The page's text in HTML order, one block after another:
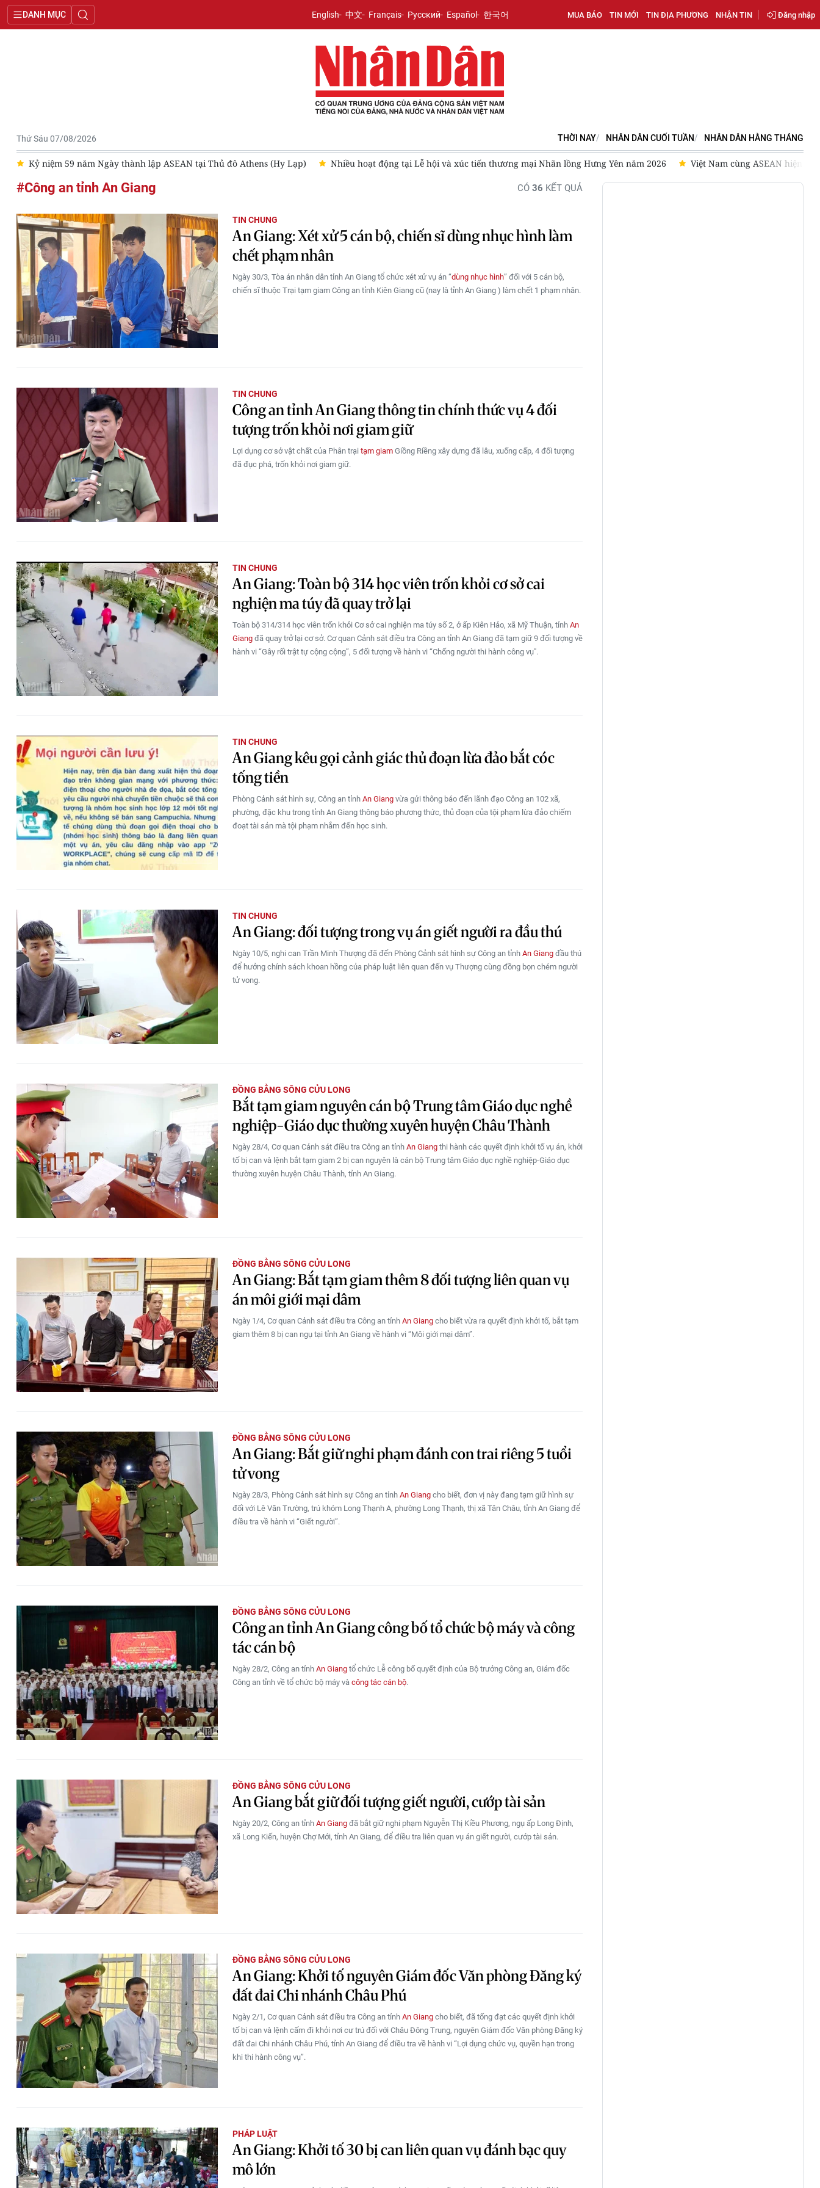
DANH MỤC English 中文 Français Русский Español 한국어 MUA BÁO TIN MỚI TIN ĐỊA PHƯƠNG NHẬN TIN Đăng nhập
Thứ Sáu 07/08/2026 THỜI NAY NHÂN DÂN CUỐI TUẦN NHÂN DÂN HẰNG THÁNG
Kỷ niệm 59 năm Ngày thành lập ASEAN tại Thủ đô Athens (Hy Lạp) Nhiều hoạt động tại Lễ hội và xúc tiến thương mại Nhãn lồng Hưng Yên năm 2026 Việt Nam cùng ASEAN hiện
#Công an tỉnh An Giang CÓ 36 KẾT QUẢ
TIN CHUNG
An Giang: Xét xử 5 cán bộ, chiến sĩ dùng nhục hình làm
chết phạm nhân
Ngày 30/3, Tòa án nhân dân tỉnh An Giang tổ chức xét xử vụ án “dùng nhục hình” đối với 5 cán bộ,
chiến sĩ thuộc Trại tạm giam Công an tỉnh Kiên Giang cũ (nay là tỉnh An Giang ) làm chết 1 phạm nhân.
TIN CHUNG
Công an tỉnh An Giang thông tin chính thức vụ 4 đối
tượng trốn khỏi nơi giam giữ
Lợi dụng cơ sở vật chất của Phân trại tạm giam Giồng Riềng xây dựng đã lâu, xuống cấp, 4 đối tượng
đã đục phá, trốn khỏi nơi giam giữ.
TIN CHUNG
An Giang: Toàn bộ 314 học viên trốn khỏi cơ sở cai
nghiện ma túy đã quay trở lại
Toàn bộ 314/314 học viên trốn khỏi Cơ sở cai nghiện ma túy số 2, ở ấp Kiên Hảo, xã Mỹ Thuận, tỉnh An
Giang đã quay trở lại cơ sở. Cơ quan Cảnh sát điều tra Công an tỉnh An Giang đã tạm giữ 9 đối tượng về
hành vi “Gây rối trật tự cộng cộng”, 5 đối tượng về hành vi “Chống người thi hành công vụ".
TIN CHUNG
An Giang kêu gọi cảnh giác thủ đoạn lừa đảo bắt cóc
tống tiền
Phòng Cảnh sát hình sự, Công an tỉnh An Giang vừa gửi thông báo đến lãnh đạo Công an 102 xã,
phường, đặc khu trong tỉnh An Giang thông báo phương thức, thủ đoạn của tội phạm lừa đảo chiếm
đoạt tài sản mà tội phạm nhắm đến học sinh.
TIN CHUNG
An Giang: đối tượng trong vụ án giết người ra đầu thú
Ngày 10/5, nghi can Trần Minh Thượng đã đến Phòng Cảnh sát hình sự Công an tỉnh An Giang đầu thú
để hưởng chính sách khoan hồng của pháp luật liên quan đến vụ Thượng cùng đồng bọn chém người
tử vong.
ĐỒNG BẰNG SÔNG CỬU LONG
Bắt tạm giam nguyên cán bộ Trung tâm Giáo dục nghề
nghiệp-Giáo dục thường xuyên huyện Châu Thành
Ngày 28/4, Cơ quan Cảnh sát điều tra Công an tỉnh An Giang thi hành các quyết định khởi tố vụ án, khởi
tố bị can và lệnh bắt tạm giam 2 bị can nguyên là cán bộ Trung tâm Giáo dục nghề nghiệp-Giáo dục
thường xuyên huyện Châu Thành, tỉnh An Giang.
ĐỒNG BẰNG SÔNG CỬU LONG
An Giang: Bắt tạm giam thêm 8 đối tượng liên quan vụ
án môi giới mại dâm
Ngày 1/4, Cơ quan Cảnh sát điều tra Công an tỉnh An Giang cho biết vừa ra quyết định khởi tố, bắt tạm
giam thêm 8 bị can ngụ tại tỉnh An Giang về hành vi “Môi giới mại dâm”.
ĐỒNG BẰNG SÔNG CỬU LONG
An Giang: Bắt giữ nghi phạm đánh con trai riêng 5 tuổi
tử vong
Ngày 28/3, Phòng Cảnh sát hình sự Công an tỉnh An Giang cho biết, đơn vị này đang tạm giữ hình sự
đối với Lê Văn Trường, trú khóm Long Thạnh A, phường Long Thạnh, thị xã Tân Châu, tỉnh An Giang để
điều tra về hành vi “Giết người”.
ĐỒNG BẰNG SÔNG CỬU LONG
Công an tỉnh An Giang công bố tổ chức bộ máy và công
tác cán bộ
Ngày 28/2, Công an tỉnh An Giang tổ chức Lễ công bố quyết định của Bộ trưởng Công an, Giám đốc
Công an tỉnh về tổ chức bộ máy và công tác cán bộ.
ĐỒNG BẰNG SÔNG CỬU LONG
An Giang bắt giữ đối tượng giết người, cướp tài sản
Ngày 20/2, Công an tỉnh An Giang đã bắt giữ nghi phạm Nguyễn Thị Kiều Phương, ngụ ấp Long Định,
xã Long Kiến, huyện Chợ Mới, tỉnh An Giang, để điều tra liên quan vụ án giết người, cướp tài sản.
ĐỒNG BẰNG SÔNG CỬU LONG
An Giang: Khởi tố nguyên Giám đốc Văn phòng Đăng ký
đất đai Chi nhánh Châu Phú
Ngày 2/1, Cơ quan Cảnh sát điều tra Công an tỉnh An Giang cho biết, đã tống đạt các quyết định khởi
tố bị can và lệnh cấm đi khỏi nơi cư trú đối với Châu Đông Trung, nguyên Giám đốc Văn phòng Đăng ký
đất đai Chi nhánh Châu Phú, tỉnh An Giang để điều tra về hành vi “Lợi dụng chức vụ, quyền hạn trong
khi thi hành công vụ”.
PHÁP LUẬT
An Giang: Khởi tố 30 bị can liên quan vụ đánh bạc quy
mô lớn